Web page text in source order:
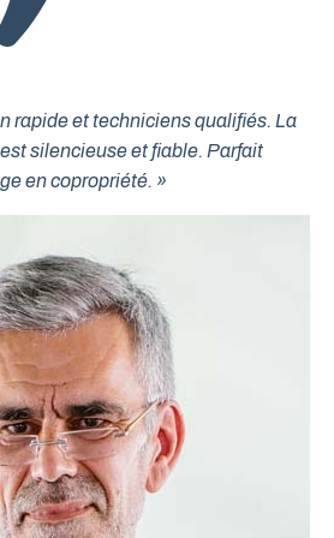
rapide et techniciens qualifiés. La
silencieuse et fiable. Parfait
en copropriété. »